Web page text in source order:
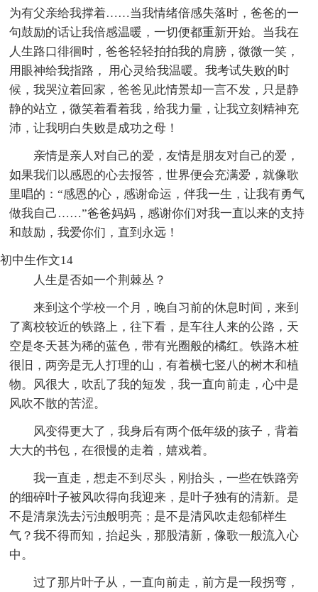
为有父亲给我撑着……当我情绪倍感失落时，爸爸的一
句鼓励的话让我倍感温暖，一切便都重新开始。当我在
人生路口徘徊时，爸爸轻轻拍拍我的肩膀，微微一笑，
用眼神给我指路， 用心灵给我温暖。我考试失败的时
候，我哭泣着回家，爸爸见此情景却一言不发，只是静
静的站立，微笑着看着我，给我力量，让我立刻精神充
沛，让我明白失败是成功之母！
亲情是亲人对自己的爱，友情是朋友对自己的爱，
如果我们以感恩的心去报答，世界便会充满爱，就像歌
里唱的：“感恩的心，感谢命运，伴我一生，让我有勇气
做我自己……”爸爸妈妈，感谢你们对我一直以来的支持
和鼓励，我爱你们，直到永远！
初中生作文14
人生是否如一个荆棘丛？
来到这个学校一个月，晚自习前的休息时间，来到
了离校较近的铁路上，往下看，是车往人来的公路，天
空是冬天甚为稀的蓝色，带有光圈般的橘红。铁路木桩
很旧，两旁是无人打理的山，有着横七竖八的树木和植
物。风很大，吹乱了我的短发，我一直向前走，心中是
风吹不散的苦涩。
风变得更大了，我身后有两个低年级的孩子，背着
大大的书包，在很慢的走着，嬉戏着。
我一直走，想走不到尽头，刚抬头，一些在铁路旁
的细碎叶子被风吹得向我迎来，是叶子独有的清新。是
不是清泉洗去污浊般明亮；是不是清风吹走怨郁样生
气？我不得而知，抬起头，那股清新，像歌一般流入心
中。
过了那片叶子从，一直向前走，前方是一段拐弯，